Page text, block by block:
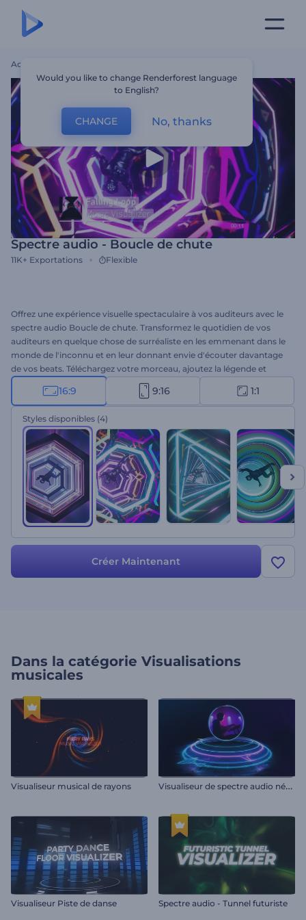
Accueil
Spectre audio - Boucle de chute
11K+ Exportations Flexible
Offrez une expérience visuelle spectaculaire à vos auditeurs avec le
spectre audio Boucle de chute. Transformez le quotidien de vos
auditeurs en quelque chose de surréaliste en les emmenant dans le
monde de l'inconnu et en leur donnant envie d'écouter davantage
de vos beats. Téléchargez votre morceau, ajoutez la légende et
créez votre visualisation exceptionnelle en quelques minutes. Un
choix idéal pour les chaînes YouTube, les promos de singles, les
nouvelles pistes, et bien plus encore. À vous de jouer !
16:9 9:16 1:1
Styles disponibles (4)
Créer Maintenant
Dans la catégorie Visualisations
musicales
Visualiseur musical de rayons V
isualiseur de spectre audio néon
Visualiseur Piste de danse Spectre audio - Tunnel futuriste
Would you like to change Renderforest language
to English?
CHANGE No, thanks